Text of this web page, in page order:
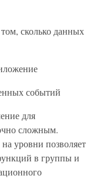
сколько данных
событий
для
сложным.
уровни позволяет
в группы и